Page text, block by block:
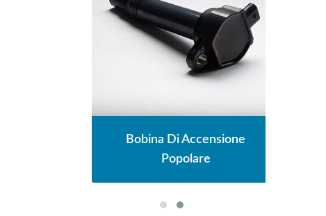
Bobina Di Accensione
Popolare